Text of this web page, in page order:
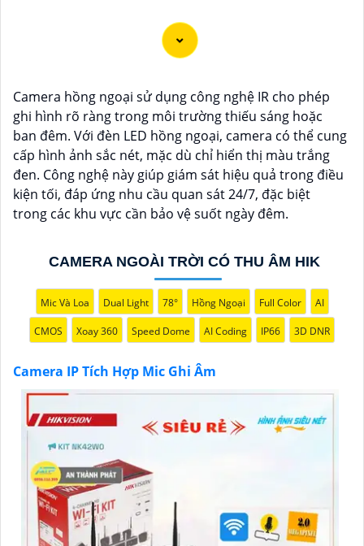
Camera IP tích hợp mic ghi âm cho hình ảnh chất
lượng sắc nét. Với công nghệ tiên tiến, sản phẩm này
mang đến khả năng quan sát và nghe rõ ràng mọi
hoạt động xung quanh. Cảm biến chất lượng cao giúp
tái tạo màu sắc chính xác, đồng thời mic ghi âm tích
hợp cho phép người dùng thấu hiểu từng chi tiết với
âm thanh sống động. Sự kết hợp hoàn hảo giữa hình
sát mà còn tăng cường tính hiệu quả trong việc bảo vệ
và giám sát tài sản. Đánh thức mọi giác quan với
camera thông minh này, đồng hành đáng tin cậy để
bảo vệ ngôi nhà và doanh nghiệp của bạn."
Camera hồng ngoại sử dụng công nghệ IR cho phép
ghi hình rõ ràng trong môi trường thiếu sáng hoặc
ban đêm. Với đèn LED hồng ngoại, camera có thể cung
cấp hình ảnh sắc nét, mặc dù chỉ hiển thị màu trắng
đen. Công nghệ này giúp giám sát hiệu quả trong điều
kiện tối, đáp ứng nhu cầu quan sát 24/7, đặc biệt
trong các khu vực cần bảo vệ suốt ngày đêm.
CAMERA NGOÀI TRỜI CÓ THU ÂM HIK
Mic Và Loa Dual Light 78° Hồng Ngoại Full Color AI
CMOS Xoay 360 Speed Dome AI Coding IP66 3D DNR
Camera IP Tích Hợp Mic Ghi Âm